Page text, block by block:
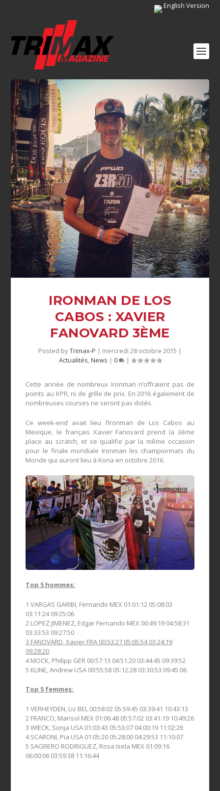
English Version
IRONMAN DE LOS
CABOS : XAVIER
FANOVARD 3ÈME
Posted byTrimax-P | mercredi 28 octobre 2015 |
Actualités,News | 0 |
Cette année de nombreux Ironman n’offraient pas de
points au KPR, ni de grille de prix. En 2016 également de
nombreuses courses ne seront pas dotés.
Ce week-end avait lieu l’Ironman de Los Cabos au
Mexique, le français Xavier Fanovard prend la 3ème
place au scratch, et se qualifie par la même occasion
pour le finale mondiale Ironman les championnats du
Monde qui auront lieu à Kona en octobre 2016.
Top 5 hommes:
1 VARGAS GARIBI, Fernando MEX 01:01:12 05:08:03
03:11:24 09:25:06
2 LOPEZ JIMENEZ, Edgar Fernando MEX 00:49:19 04:58:31
03:33:53 09:27:50
3 FANOVARD, Xavier FRA 00:53:27 05:05:54 03:24:19
09:28:20
4 MOCK, Philipp GER 00:57:13 04:51:20 03:44:45 09:39:52
5 KLINE, Andrew USA 00:55:58 05:12:28 03:30:53 09:45:06
Top 5 femmes:
1 VERHEYDEN, Liz BEL 00:58:02 05:59:45 03:39:41 10:43:13
2 FRANCO, Marisol MEX 01:06:48 05:57:02 03:41:19 10:49:26
3 WIECK, Sonja USA 01:03:43 05:53:07 04:00:19 11:02:26
4 SCARONI, Pia USA 01:05:20 05:28:00 04:29:53 11:10:07
5 SAGRERO RODRIGUEZ, Rosa Isela MEX 01:09:16
06:00:06 03:59:38 11:16:44